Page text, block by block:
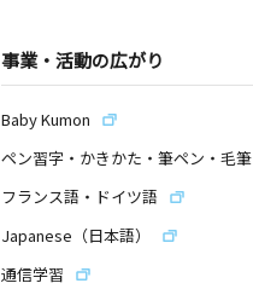
事業・活動の広がり
Baby Kumon
ペン習字・かきかた・筆ペン・毛筆
フランス語・ドイツ語
Japanese（日本語）
通信学習